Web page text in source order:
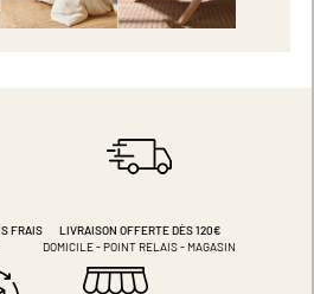
FRAIS
LIVRAISON OFFERTE DÈS 120€
DOMICILE - POINT RELAIS - MAGASIN